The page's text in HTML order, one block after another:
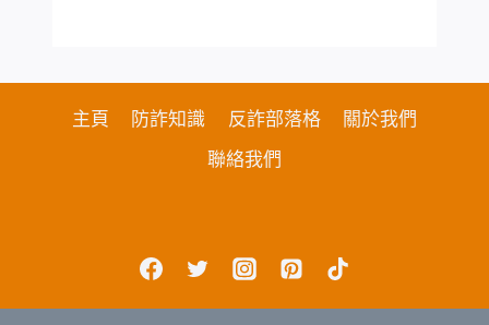
主頁 防詐知識 反詐部落格
關於我們
聯絡我們